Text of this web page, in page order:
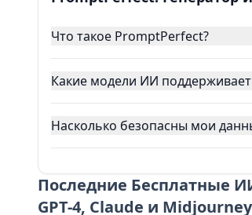
Что такое PromptPerfect?
Какие модели ИИ
Насколько безопасны мои
Последние Бесплатные
GPT-4, Claude и Midjourney